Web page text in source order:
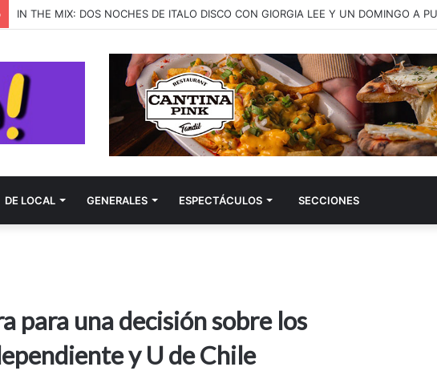
almost monday presenta “better late than never”, una canción sobre las segundas
DE LOCAL GENERALES ESPECTÁCULOS SECCIONES
para una decisión sobre los
y U de Chile